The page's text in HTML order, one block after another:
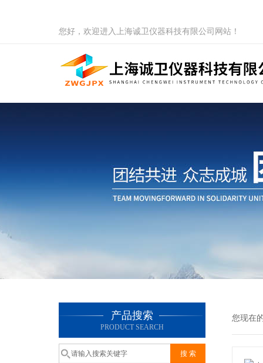
您好，欢迎进入上海诚卫仪器科技有限公司网站！
产品搜索
PRODUCT SEARCH
您现在